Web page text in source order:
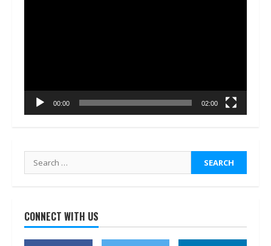
00:00 02:00
Search
for:
CONNECT WITH US